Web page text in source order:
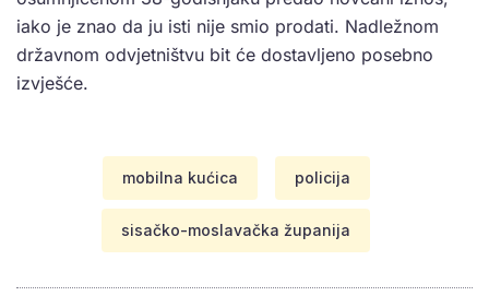
iako je znao da ju isti nije smio prodati. Nadležnom
državnom odvjetništvu bit će dostavljeno posebno
izvješće.
mobilna kućica policija
sisačko-moslavačka županija